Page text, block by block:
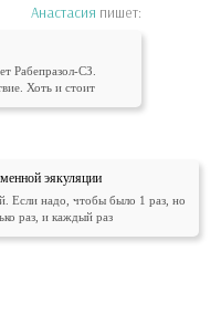
Анастасия пишет:
Рабепразол-СЗ.
Хоть и стоит
эякуляции
Если надо, чтобы было 1 раз, но
раз, и каждый раз